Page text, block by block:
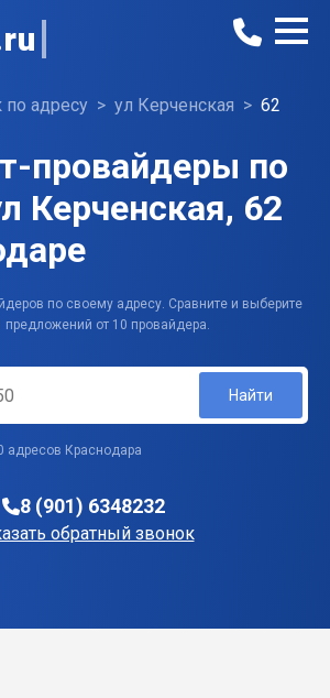
по адресу ул Керченская 62
провайдеры по
Керченская, 62
по своему адресу. Сравните и выберите
от 10 провайдера.
Найти
адресов Краснодара
8 (901) 6348232
обратный звонок